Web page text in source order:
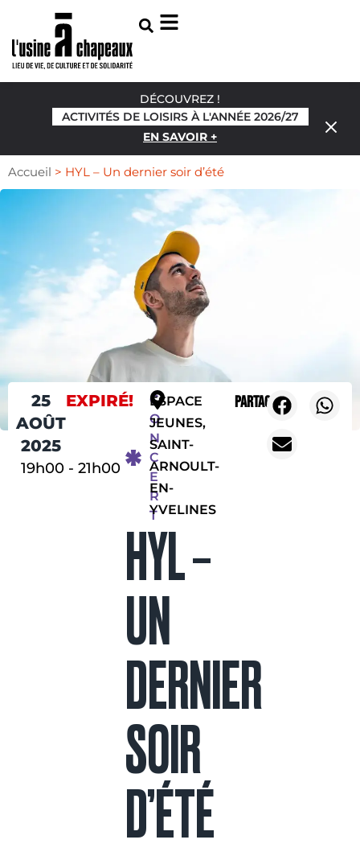
DÉCOUVREZ !
ACTIVITÉS DE LOISIRS À L'ANNÉE 2026/27
EN SAVOIR +
Accueil > HYL – Un dernier soir d’été
25
AOÛT
2025
EXPIRÉ!
19h00 - 21h00
C
O
N
C
E
R
T
ESPACE
JEUNES,
SAINT-
ARNOULT-
EN-
YVELINES
HYL –
UN
DERNIER
SOIR
D’ÉTÉ
Partager